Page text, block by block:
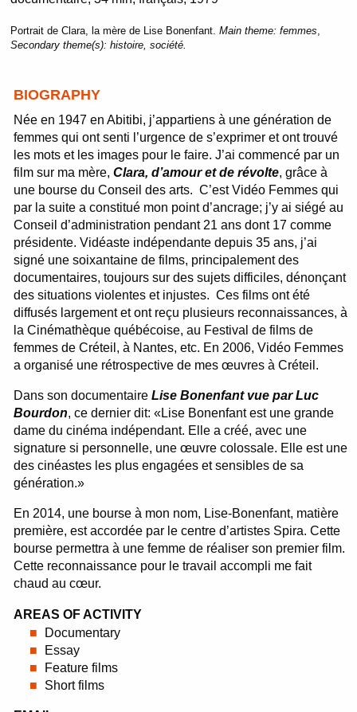
Portrait de Clara, la mère de Lise Bonenfant. Main theme: femmes
Secondary theme(s): histoire, société.
BIOGRAPHY
Née en 1947 en Abitibi, j’appartiens à une génération de
femmes qui ont senti l’urgence de s’exprimer et ont trouvé
les mots et les images pour le faire. J’ai commencé par un
film sur ma mère,Clara, d’amour et de révolte, grâce à
une bourse du Conseil des arts. C’est Vidéo Femmes qui
par la suite a constitué mon point d’ancrage; j’y ai siégé au
Conseil d’administration pendant 21 ans dont 17 comme
présidente. Vidéaste indépendante depuis 35 ans, j’ai
signé une soixantaine de films, principalement des
documentaires, toujours sur des sujets difficiles, dénonçant
des situations violentes et injustes. Ces films ont été
diffusés largement et ont reçu plusieurs reconnaissances, à
la Cinémathèque québécoise, au Festival de films de
femmes de Créteil, à Nantes, etc. En 2006, Vidéo Femmes
a organisé une rétrospective de mes œuvres à Créteil.
Dans son documentaireLise Bonenfant vue par Luc
Bourdon, ce dernier dit: «Lise Bonenfant est une grande
dame du cinéma indépendant. Elle a créé, avec une
signature si personnelle, une œuvre colossale. Elle est une
des cinéastes les plus engagées et sensibles de sa
génération.»
En 2014, une bourse à mon nom, Lise-Bonenfant, matière
première, est accordée par le centre d’artistes Spira. Cette
bourse permettra à une femme de réaliser son premier film.
Cette reconnaissance pour le travail accompli me fait
chaud au cœur.
AREAS OF ACTIVITY
Documentary
Essay
Feature films
Short films